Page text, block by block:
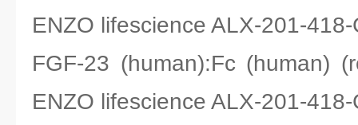
ENZO lifescience ALX-201-
FGF-23 (human):Fc (human)
ENZO lifescience ALX-201-